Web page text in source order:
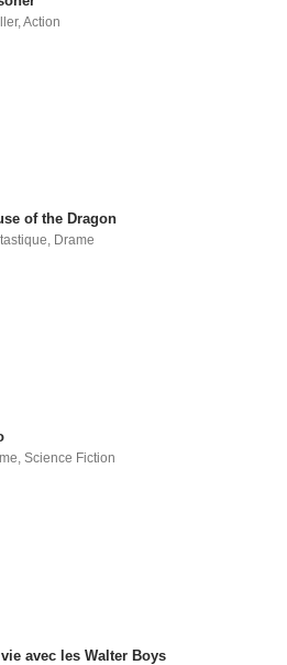
,Action
of the Dragon
, Drame
,Science Fiction
vie avec les Walter Boys